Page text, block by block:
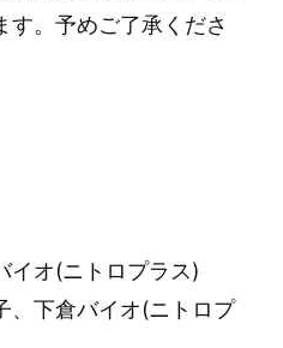
す。予めご了承くださ
イオ(ニトロプラス)
、下倉バイオ(ニトロプ